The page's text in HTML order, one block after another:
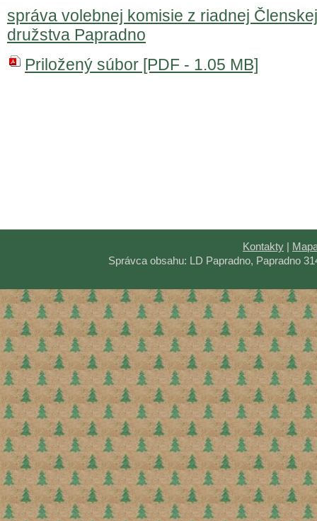
správa volebnej komisie z riadnej
družstva Papradno
Priložený súbor [PDF - 1.05 MB]
Kontakty
Správca obsahu: LD Papradno, Papradno